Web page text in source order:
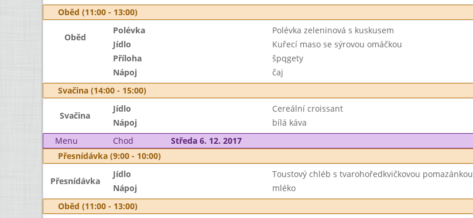
Oběd (11:00 - 13:00)
Oběd
Polévka Polévka zeleninová s kuskusem
Jídlo
Kuřecí maso se sýrovou omáčkou
Příloha
špqgety
Nápoj
čaj
Svačina (14:00 - 15:00)
Svačina
Jídlo Cereální croissant
Nápoj
bílá káva
Menu
Chod Středa 6. 12. 2017
Přesnídávka (9:00 - 10:00)
Přesnídávka
Jídlo Toustový chléb s tvarohoředkvičkovou pomazánkou
Nápoj
mléko
Oběd (11:00 - 13:00)